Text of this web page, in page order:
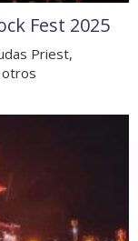
Fest 2025
Priest,
otros